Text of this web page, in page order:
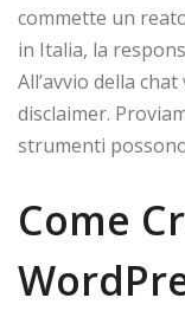
commette un
in Italia, la
All’avvio della
disclaimer.
strumenti
Come